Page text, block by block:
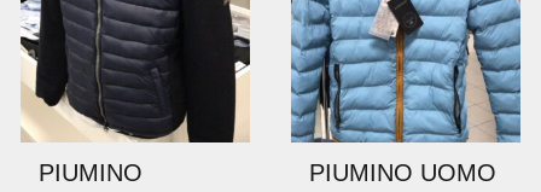
PIUMINO
PIUMINO UOMO